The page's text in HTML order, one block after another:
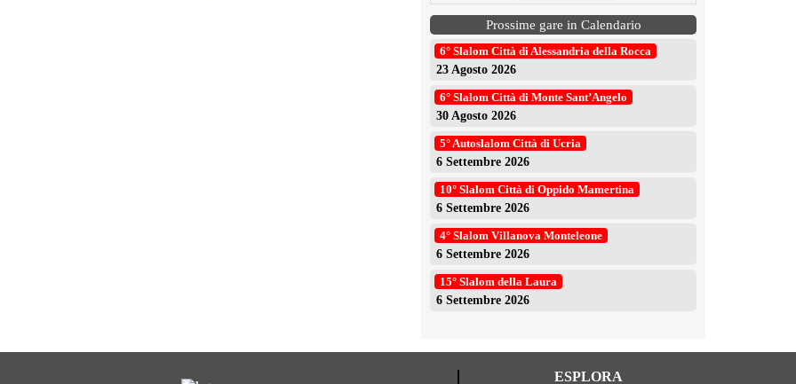
Prossime gare in Calendario
6° Slalom Città di Alessandria della Rocca
23 Agosto 2026
6° Slalom Città di Monte Sant’Angelo
30 Agosto 2026
5° Autoslalom Città di Ucria
6 Settembre 2026
10° Slalom Città di Oppido Mamertina
6 Settembre 2026
4° Slalom Villanova Monteleone
6 Settembre 2026
15° Slalom della Laura
6 Settembre 2026
ESPLORA